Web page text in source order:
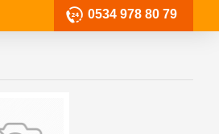
0534 978 80 79